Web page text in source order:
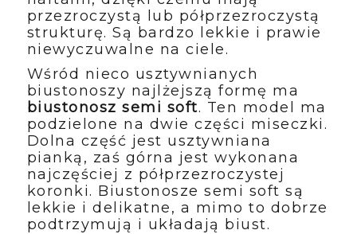
przezroczystą lub półprzezroczystą
strukturę. Są bardzo lekkie i prawie
niewyczuwalne na ciele.
Wśród nieco usztywnianych
biustonosz semi soft. Ten model ma
podzielone na dwie części miseczki.
Dolna część jest usztywniana
pianką, zaś górna jest wykonana
najczęściej z półprzezroczystej
koronki. Biustonosze semi soft są
lekkie i delikatne, a mimo to dobrze
podtrzymują i układają biust.